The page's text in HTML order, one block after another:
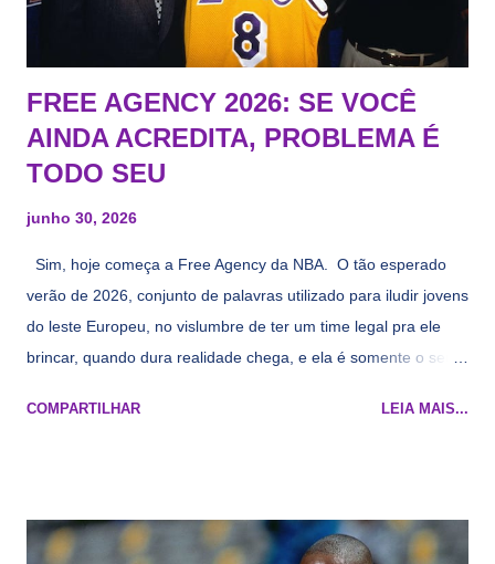
FREE AGENCY 2026: SE VOCÊ
AINDA ACREDITA, PROBLEMA É
TODO SEU
junho 30, 2026
Sim, hoje começa a Free Agency da NBA. O tão esperado
verão de 2026, conjunto de palavras utilizado para iludir jovens
do leste Europeu, no vislumbre de ter um time legal pra ele
brincar, quando dura realidade chega, e ela é somente o seu
cara de decrépito, mas que aparentemente ainda é jovem.
vezes a gente esquece mesmo. Então, como diria o Marcelo
COMPARTILHAR LEIA MAIS...